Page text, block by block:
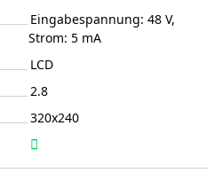
Eingabespannung: 48 V,
Strom: 5 mA
LCD
2.8
320x240